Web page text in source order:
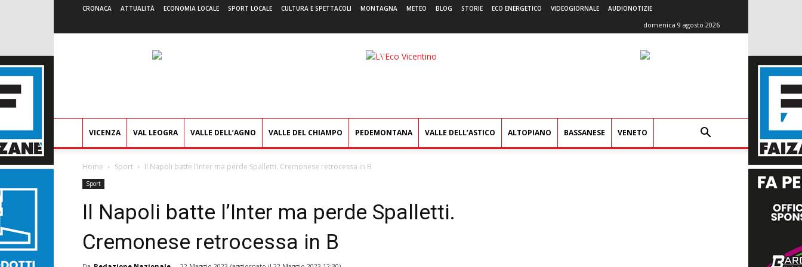
CRONACA ATTUALITÀ ECONOMIA LOCALE SPORT LOCALE CULTURA E SPETTACOLI MONTAGNA METEO BLOG STORIE ECO ENERGETICO VIDEOGIORNALE AUDIONOTIZIE
domenica 9 agosto 2026
L'Eco
VICENZA VAL LEOGRA VALLE DELL’AGNO VALLE DEL CHIAMPO PEDEMONTANA VALLE DELL’ASTICO ALTOPIANO BASSANESE VENETO
Home Sport Il Napoli batte l’Inter ma perde Spalletti. Cremonese retrocessa in B
Sport
Il Napoli batte l’Inter ma perde Spalletti.
Cremonese retrocessa in B